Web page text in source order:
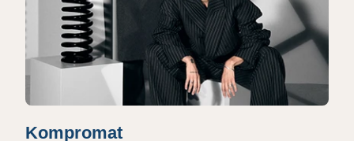
Kompromat